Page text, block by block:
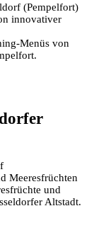
(Pempelfort)
innovativer
Menüs von
Meeresfrüchten
und
Altstadt.